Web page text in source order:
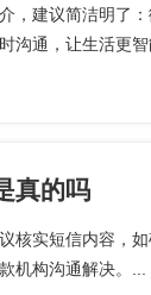
，建议简洁明了
沟通，让生活更智
真的吗
核实短信内容，
机构沟通解决。...